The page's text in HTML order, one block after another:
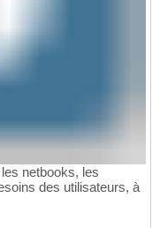
netbooks, les
des utilisateurs, à